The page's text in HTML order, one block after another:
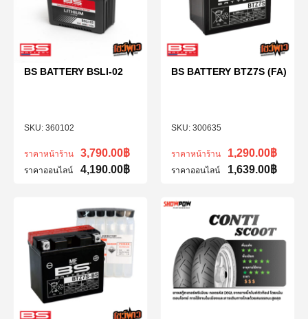
360102
BS BATTERY BSLI-02
ราคาหน้าร้าน 3,790.00฿
ราคาออนไลน์ 4,190.00฿
300635
BS BATTERY BTZ7S (FA)
ราคาหน้าร้าน 1,290.00฿
ราคาออนไลน์ 1,639.00฿